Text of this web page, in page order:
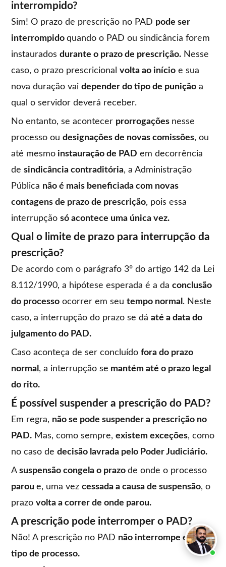
interrompido?
Sim! O prazo de prescrição no PAD pode ser
interrompidoquando o PAD ou sindicância forem
instauradosdurante o prazo de prescrição. Nesse
caso, o prazo prescricionalvolta ao início e sua
nova duração vaidepender do tipo de punição a
qual o servidor deverá receber.
No entanto, se acontecer prorrogações nesse
processo oudesignações de novas comissões, ou
até mesmo instauração de PAD em decorrência
desindicância contraditória, a Administração
Pública não é mais beneficiada com novas
contagens de prazo de prescrição, pois essa
interrupçãosó acontece uma única vez.
Qual o limite de prazo para interrupção da
prescrição?
De acordo com o parágrafo 3º do artigo 142 da Lei
8.112/1990, a hipótese esperada é a daconclusão
do processo ocorrer em seutempo normal . Neste
caso, a interrupção do prazo se dáaté a data do
julgamento do PAD.
Caso aconteça de ser concluídofora do prazo
normal , a interrupção se mantém até o prazo legal
do rito.
É possível suspender a prescrição do PAD?
Em regra, não se pode suspender a prescrição no
PAD. Mas, como sempre,existem exceções, como
no caso dedecisão lavrada pelo Poder Judiciário.
Asuspensão congela o prazode onde o processo
paroue, uma vezcessada a causa de suspensão, o
prazovolta a correr de onde parou.
A prescrição pode interromper o PAD?
Não! A prescrição no PAD não interrompe esse
tipo de processo.